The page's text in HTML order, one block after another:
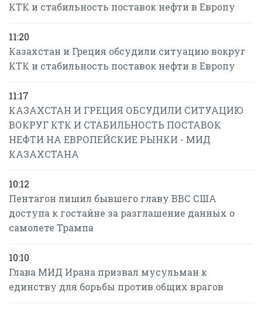
КТК и стабильность поставок нефти в Европу
11:20
Казахстан и Греция обсудили ситуацию вокруг
КТК и стабильность поставок нефти в Европу
11:17
КАЗАХСТАН И ГРЕЦИЯ ОБСУДИЛИ СИТУАЦИЮ
ВОКРУГ КТК И СТАБИЛЬНОСТЬ ПОСТАВОК
НЕФТИ НА ЕВРОПЕЙСКИЕ РЫНКИ - МИД
КАЗАХСТАНА
10:12
Пентагон лишил бывшего главу ВВС США
доступа к гостайне за разглашение данных о
самолете Трампа
10:10
Глава МИД Ирана призвал мусульман к
единству для борьбы против общих врагов